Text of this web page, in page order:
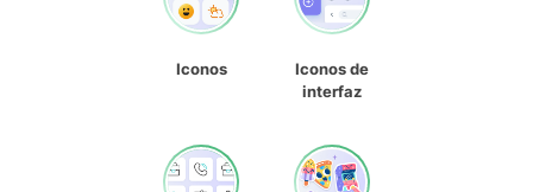
Iconos
Iconos de
interfaz